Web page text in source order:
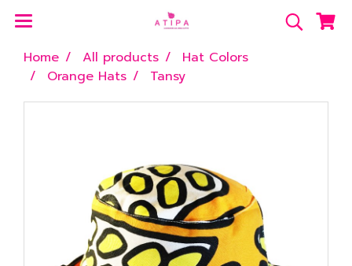
Home All products
Hat Colors
Orange Hats
Tansy